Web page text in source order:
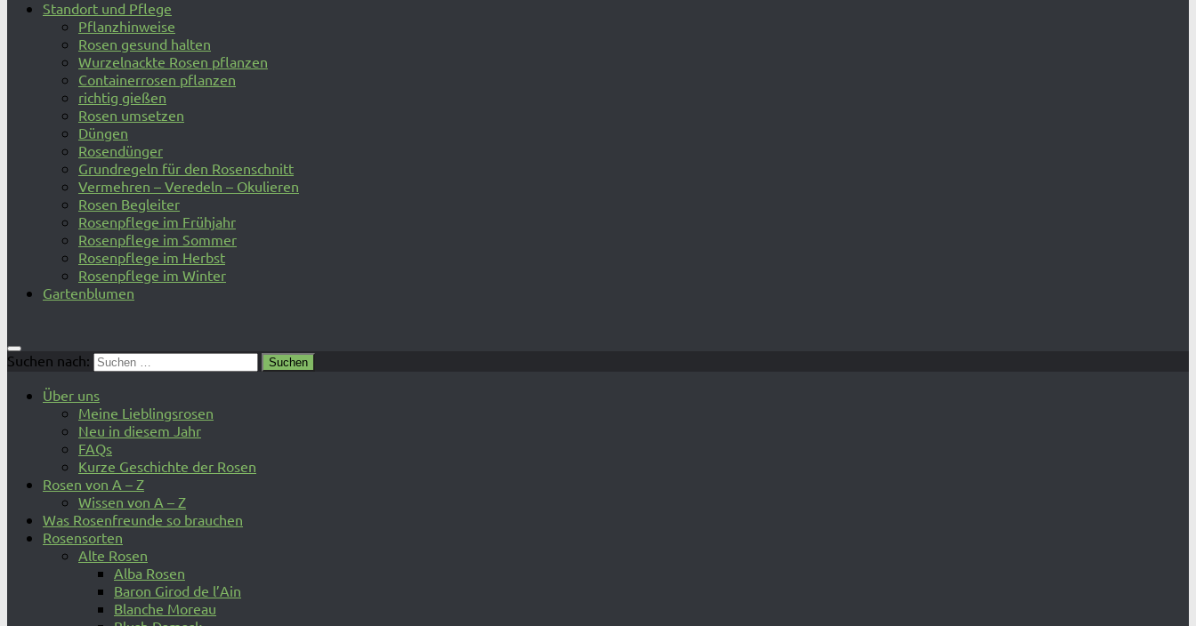
Standort und Pflege
Pflanzhinweise
Rosen gesund halten
Wurzelnackte Rosen pflanzen
Containerrosen pflanzen
richtig gießen
Rosen umsetzen
Düngen
Rosendünger
Grundregeln für den Rosenschnitt
Vermehren – Veredeln – Okulieren
Rosen Begleiter
Rosenpflege im Frühjahr
Rosenpflege im Sommer
Rosenpflege im Herbst
Rosenpflege im Winter
Gartenblumen
Suchen nach:
Über uns
Meine Lieblingsrosen
Neu in diesem Jahr
FAQs
Kurze Geschichte der Rosen
Rosen von A – Z
Wissen von A – Z
Was Rosenfreunde so brauchen
Rosensorten
Alte Rosen
Alba Rosen
Baron Girod de l’Ain
Blanche Moreau